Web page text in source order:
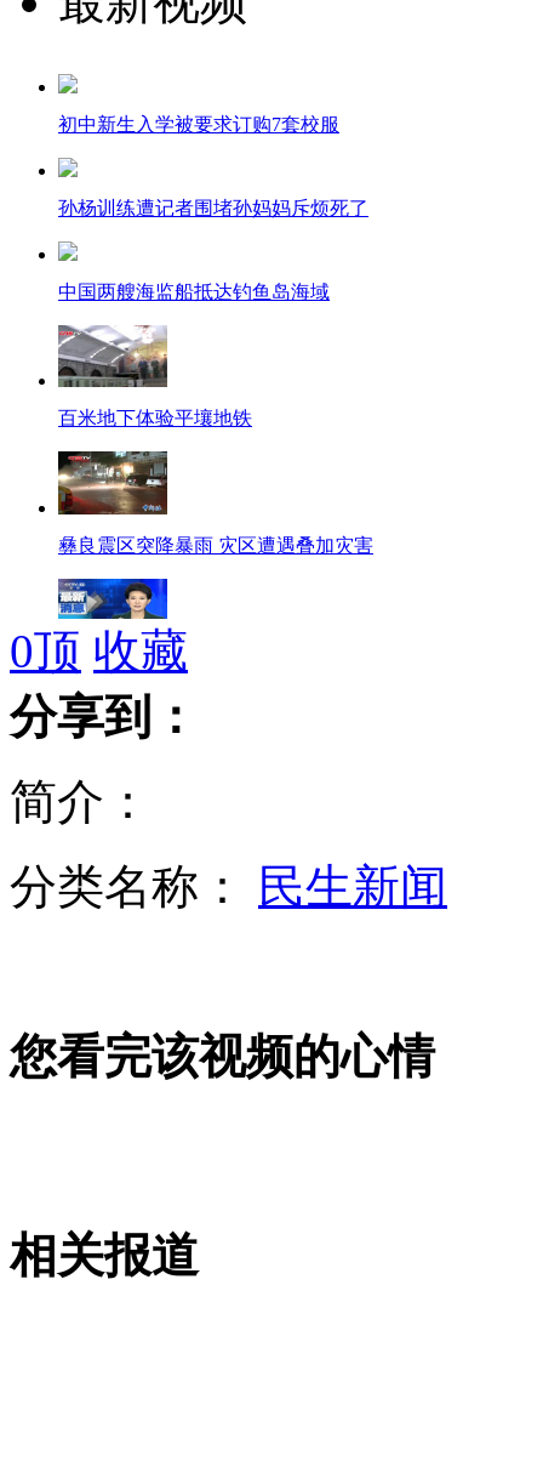
初中新生入学被要求订购7套校服
孙杨训练遭记者围堵孙妈妈斥烦死了
中国两艘海监船抵达钓鱼岛海域
百米地下体验平壤地铁
彝良震区突降暴雨 灾区遭遇叠加灾害
日本决定拨款“购买”钓鱼岛
伊拉克副总统被判死刑引争议
女子盗窃被抓 竟称是为孩子
山西运城恶犬咬伤多人 警民合力深夜将其击毙
0顶 收藏
分享到：
简介：
分类名称：
民生新闻
您看完该视频的心情
相关报道